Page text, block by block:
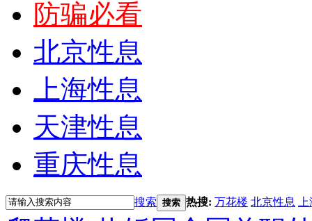
防骗必看
北京性息
上海性息
天津性息
重庆性息
搜索 搜索 热搜: 万花楼 北京性息